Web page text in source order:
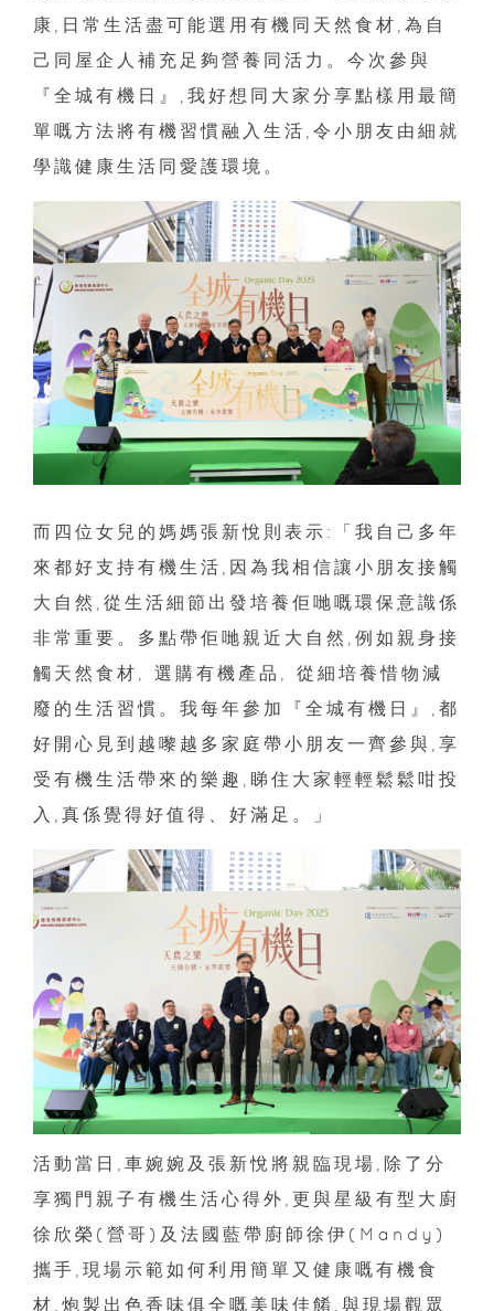
康,日常生活盡可能選用有機同天然食材,為自
己同屋企人補充足夠營養同活力。今次參與
『全城有機日』,我好想同大家分享點樣用最簡
單嘅方法將有機習慣融入生活,令小朋友由細就
學識健康生活同愛護環境。
而四位女兒的媽媽張新悅則表示:「我自己多年
來都好支持有機生活,因為我相信讓小朋友接觸
大自然,從生活細節出發培養佢哋嘅環保意識係
非常重要。多點帶佢哋親近大自然,例如親身接
觸天然食材, 選購有機產品, 從細培養惜物減
廢的生活習慣。我每年參加『全城有機日』,都
好開心見到越嚟越多家庭帶小朋友一齊參與,享
受有機生活帶來的樂趣,睇住大家輕輕鬆鬆咁投
入,真係覺得好值得、好滿足。」
活動當日,車婉婉及張新悅將親臨現場,除了分
享獨門親子有機生活心得外,更與星級有型大廚
徐欣榮(營哥)及法國藍帶廚師徐伊(Mandy)
攜手,現場示範如何利用簡單又健康嘅有機食
材,炮製出色香味俱全嘅美味佳餚,與現場觀眾